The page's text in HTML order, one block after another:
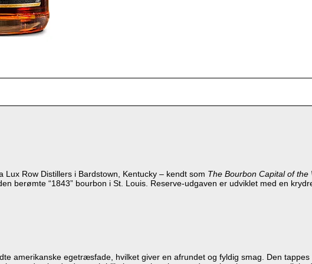
Row Distillers i Bardstown, Kentucky – kendt som The Bourbon Capital of the
berømte “1843” bourbon i St. Louis. Reserve‑udgaven er udviklet med en
amerikanske egetræsfade, hvilket giver en afrundet og fyldig smag. Den